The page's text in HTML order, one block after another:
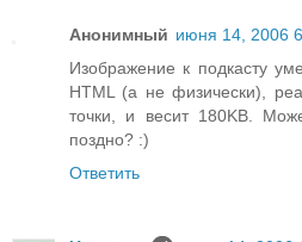
Анонимный июня 14, 2006
Изображение к подкасту
HTML (а не физически),
точки, и весит 180KB.
поздно? :)
Ответить